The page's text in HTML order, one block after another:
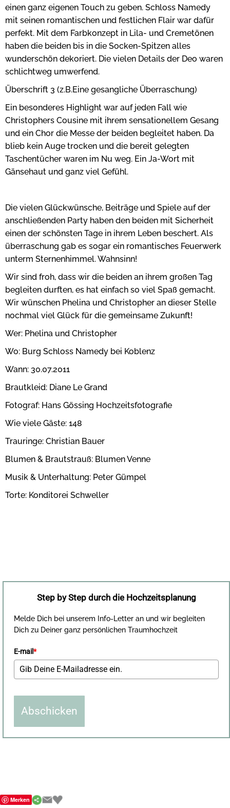
einen ganz eigenen Touch zu geben. Schloss Namedy
mit seinen romantischen und festlichen Flair war dafür
perfekt. Mit dem Farbkonzept in Lila- und Cremetönen
haben die beiden bis in die Socken-Spitzen alles
wunderschön dekoriert. Die vielen Details der Deo waren
schlichtweg umwerfend.
Überschrift 3 (z.B.Eine gesangliche Überraschung)
Ein besonderes Highlight war auf jeden Fall wie
Christophers Cousine mit ihrem sensationellem Gesang
und ein Chor die Messe der beiden begleitet haben. Da
blieb kein Auge trocken und die bereit gelegten
Taschentücher waren im Nu weg. Ein Ja-Wort mit
Gänsehaut und ganz viel Gefühl.
Die vielen Glückwünsche, Beiträge und Spiele auf der
anschließenden Party haben den beiden mit Sicherheit
einen der schönsten Tage in ihrem Leben beschert. Als
überraschung gab es sogar ein romantisches Feuerwerk
unterm Sternenhimmel. Wahnsinn!
Wir sind froh, dass wir die beiden an ihrem großen Tag
begleiten durften, es hat einfach so viel Spaß gemacht.
Wir wünschen Phelina und Christopher an dieser Stelle
nochmal viel Glück für die gemeinsame Zukunft!
Wer: Phelina und Christopher
Wo: Burg Schloss Namedy bei Koblenz
Wann: 30.07.2011
Brautkleid: Diane Le Grand
Fotograf: Hans Gössing Hochzeitsfotografie
Wie viele Gäste: 148
Trauringe: Christian Bauer
Blumen & Brautstrauß: Blumen Venne
Musik & Unterhaltung: Peter Gümpel
Torte: Konditorei Schweller
Step by Step durch die Hochzeitsplanung
Melde Dich bei unserem Info-Letter an und wir begleiten
Dich zu Deiner ganz persönlichen Traumhochzeit
E-mail*
Abschicken
Merken